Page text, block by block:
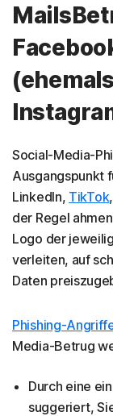
Social-Media-
Ausgangspunkt
LinkedIn, TikTok
der Regel
Logo der
verleiten, auf
Daten
Phishing-
Media-Betrug
Durch eine
suggeriert,